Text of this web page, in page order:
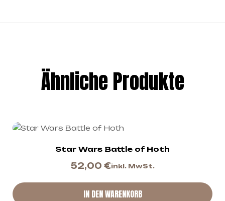
Ähnliche Produkte
Star Wars Battle of Hoth
52,00 €inkl. MwSt.
IN DEN WARENKORB